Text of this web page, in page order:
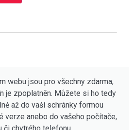
webu jsou pro všechny zdarma,
je zpoplatněn. Můžete si ho tedy
až do vaší schránky formou
verze anebo do vašeho počítače,